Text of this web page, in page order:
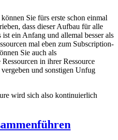
Sie fürs erste schon einmal
dass dieser Aufbau für alle
ein Anfang und allemal besser als
mal eben zum Subscription-
Sie auch als
in ihrer Ressource
und sonstigen Unfug
wird sich also kontinuierlich